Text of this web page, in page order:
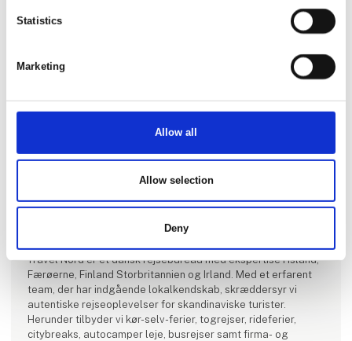
Statistics
Marketing
Allow all
Allow selection
Deny
Produktet er tilføjet af:
Travel Nord & Island Aktiviteter
Travel Nord er et dansk rejsebureau med ekspertise i Island,
Færøerne, Finland Storbritannien og Irland. Med et erfarent
team, der har indgående lokalkendskab, skræddersyr vi
autentiske rejseoplevelser for skandinaviske turister.
Herunder tilbyder vi kør-selv-ferier, togrejser, rideferier,
citybreaks, autocamper leje, busrejser samt firma- og